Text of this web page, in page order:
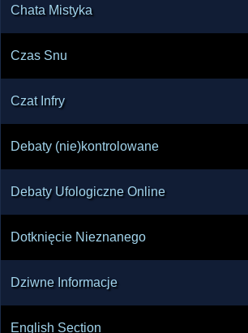
Chata Mistyka
Czas Snu
Czat Infry
Debaty (nie)kontrolowane
Debaty Ufologiczne Online
Dotknięcie Nieznanego
Dziwne Informacje
English Section